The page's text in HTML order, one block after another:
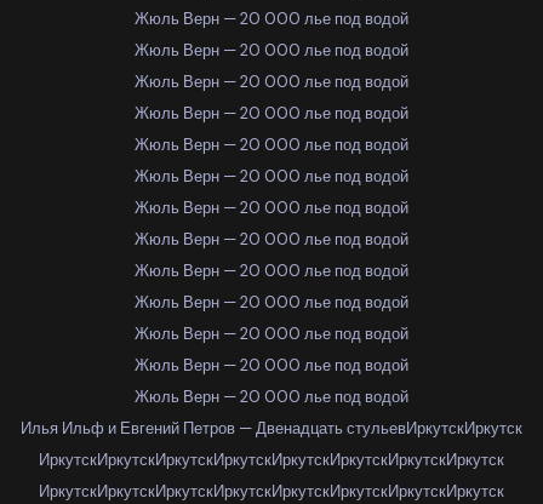
Жюль Верн — 20 000 лье под водой
Жюль Верн — 20 000 лье под водой
Жюль Верн — 20 000 лье под водой
Жюль Верн — 20 000 лье под водой
Жюль Верн — 20 000 лье под водой
Жюль Верн — 20 000 лье под водой
Жюль Верн — 20 000 лье под водой
Жюль Верн — 20 000 лье под водой
Жюль Верн — 20 000 лье под водой
Жюль Верн — 20 000 лье под водой
Жюль Верн — 20 000 лье под водой
Жюль Верн — 20 000 лье под водой
Жюль Верн — 20 000 лье под водой
Илья Ильф и Евгений Петров — Двенадцать стульевИркутскИркутск
ИркутскИркутскИркутскИркутскИркутскИркутскИркутскИркутск
ИркутскИркутскИркутскИркутскИркутскИркутскИркутскИркутск